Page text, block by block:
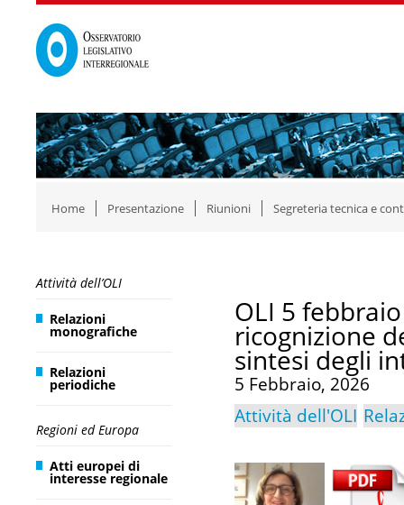
Home Presentazione Riunioni Segreteria tecnica e
Attività dell’OLI
Relazioni
monografiche
Relazioni
periodiche
Regioni ed Europa
Atti europei di
interesse regionale
OLI 5
ricognizione
sintesi degli
5 Febbraio, 2026
Attività dell'OLI